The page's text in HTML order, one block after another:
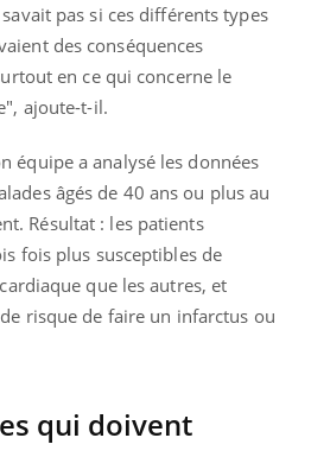
pas si ces différents types
des conséquences
en ce qui concerne le
ajoute-t-il.
équipe a analysé les données
âgés de 40 ans ou plus au
Résultat : les patients
fois plus susceptibles de
que les autres, et
risque de faire un infarctus ou
qui doivent